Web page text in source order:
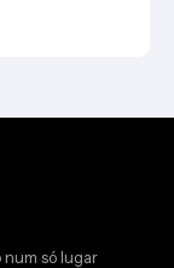
num só lugar